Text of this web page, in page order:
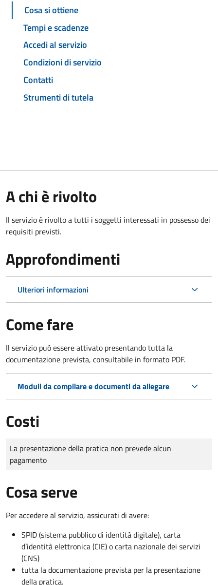
Cosa si ottiene
Tempi e scadenze
Accedi al servizio
Condizioni di servizio
Contatti
Strumenti di tutela
A chi è rivolto
Il servizio è rivolto a tutti i soggetti interessati in possesso dei
requisiti previsti.
Approfondimenti
Ulteriori informazioni
Come fare
Il servizio può essere attivato presentando tutta la
documentazione prevista, consultabile in formato PDF.
Moduli da compilare e documenti da allegare
Costi
Tipo di pagamento
Importo
La presentazione della pratica non prevede alcun
pagamento
Cosa serve
Per accedere al servizio, assicurati di avere:
SPID (sistema pubblico di identità digitale), carta
d’identità elettronica (CIE) o carta nazionale dei servizi
(CNS)
tutta la documentazione prevista per la presentazione
della pratica.